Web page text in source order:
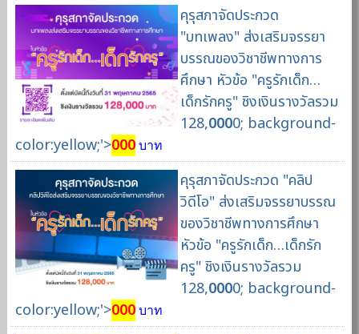
คุรุสภาจัดประกวด
"บทเพลง" ส่งเสริมจรรยา
บรรณของวิชาชีพทางการ
ศึกษา หัวข้อ "ครูรักเด็ก…
เด็กรักครู" ชิงเงินรางวัลรวม
128,0000; background-
color:yellow;'>000 บาท
คุรุสภาจัดประกวด "คลิป
วิดีโอ" ส่งเสริมจรรยาบรรณ
ของวิชาชีพทางการศึกษา
หัวข้อ "ครูรักเด็ก…เด็กรัก
ครู" ชิงเงินรางวัลรวม
128,0000; background-
color:yellow;'>000 บาท